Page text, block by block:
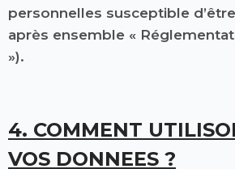
personnelles susceptible
après ensemble «
»).
4. COMMENT
VOS DONNEES ?